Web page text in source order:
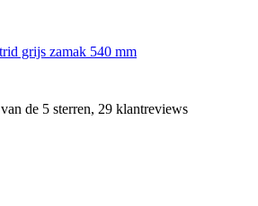
grijs zamak 540 mm
de 5 sterren, 29 klantreviews